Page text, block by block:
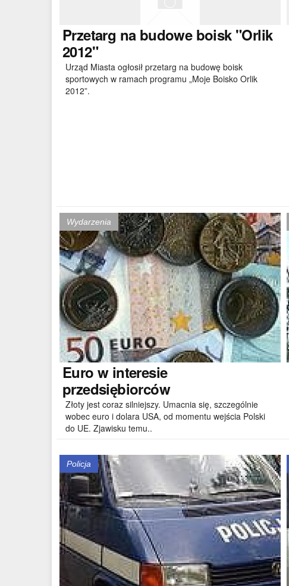
Przetarg na budowe boisk "Orlik
2012"
Urząd Miasta ogłosił przetarg na budowę boisk
sportowych w ramach programu „Moje Boisko Orlik
2012”.
Wydarzenia
Euro w interesie
przedsiębiorców
Złoty jest coraz silniejszy. Umacnia się, szczególnie
wobec euro i dolara USA, od momentu wejścia Polski
do UE. Zjawisku temu..
Policja